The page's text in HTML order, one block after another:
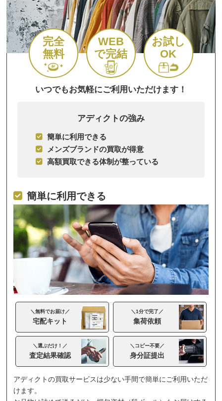
完全
無料
WEB
で完結
お試し
OK
いつでもお気軽にご利用いただけます！
アディクトの強み
簡単に利用できる
メンズブランドの買取が得意
高額買取できる体制が整っている
簡単に利用できる
＼無料でお届け／
宅配キット
＼1分で完了／
集荷依頼
＼選ぶだけ！／
査定結果確認
＼コピー不要／
身分証提出
アディクトの買取サービスは少ない手間で簡単にご利用いただ
けます。